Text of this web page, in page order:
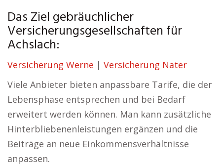
Das Ziel gebräuchlicher
Versicherungsgesellschaften für
Achslach:
Versicherung Werne | Versicherung Nater
Viele Anbieter bieten anpassbare Tarife, die der
Lebensphase entsprechen und bei Bedarf
erweitert werden können. Man kann zusätzliche
Hinterbliebenenleistungen ergänzen und die
Beiträge an neue Einkommensverhältnisse
anpassen.